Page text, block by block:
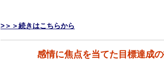
>＞＞続きはこちらから
感情に焦点を当てた目標達成